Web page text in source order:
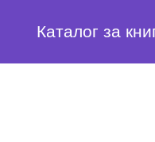
Каталог за